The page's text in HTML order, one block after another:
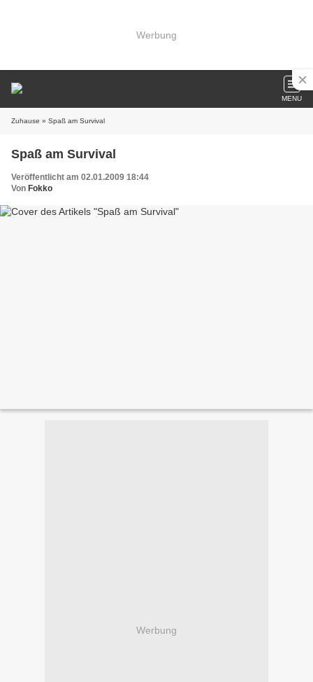
Werbung
MENU
Zuhause » Spaß am Survival
Spaß am Survival
Veröffentlicht am 02.01.2009 18:44
Von Fokko
Werbung